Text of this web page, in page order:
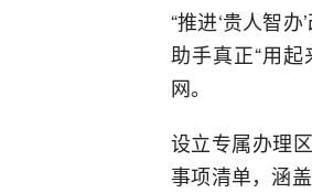
“推进‘贵人智
助手真正“用
网。
设立专属办理
事项清单，涵